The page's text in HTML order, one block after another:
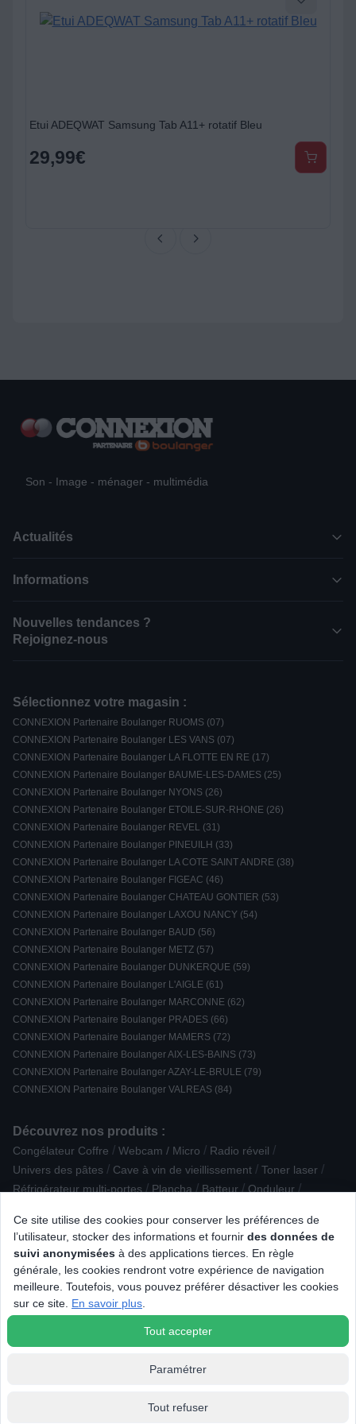
Etui ADEQWAT Samsung Tab A11+ rotatif Bleu
29,99€
Ce site utilise des cookies pour conserver les préférences de
l’utilisateur, stocker des informations et fournir des données de
suivi anonymisées à des applications tierces. En règle
générale, les cookies rendront votre expérience de navigation
meilleure. Toutefois, vous pouvez préférer désactiver les cookies
sur ce site. En savoir plus
Tout accepter
Paramétrer
Tout refuser
Son - Image - ménager - multimédia
Actualités
Informations
Nouvelles tendances ?
Rejoignez-nous
Sélectionnez votre magasin :
CONNEXION Partenaire Boulanger RUOMS (07)
CONNEXION Partenaire Boulanger LES VANS (07)
CONNEXION Partenaire Boulanger LA FLOTTE EN RE (17)
CONNEXION Partenaire Boulanger BAUME-LES-DAMES (25)
CONNEXION Partenaire Boulanger NYONS (26)
CONNEXION Partenaire Boulanger ETOILE-SUR-RHONE (26)
CONNEXION Partenaire Boulanger REVEL (31)
CONNEXION Partenaire Boulanger PINEUILH (33)
CONNEXION Partenaire Boulanger LA COTE SAINT ANDRE (38)
CONNEXION Partenaire Boulanger FIGEAC (46)
CONNEXION Partenaire Boulanger CHATEAU GONTIER (53)
CONNEXION Partenaire Boulanger LAXOU NANCY (54)
CONNEXION Partenaire Boulanger BAUD (56)
CONNEXION Partenaire Boulanger METZ (57)
CONNEXION Partenaire Boulanger DUNKERQUE (59)
CONNEXION Partenaire Boulanger L'AIGLE (61)
CONNEXION Partenaire Boulanger MARCONNE (62)
CONNEXION Partenaire Boulanger PRADES (66)
CONNEXION Partenaire Boulanger MAMERS (72)
CONNEXION Partenaire Boulanger AIX-LES-BAINS (73)
CONNEXION Partenaire Boulanger AZAY-LE-BRULE (79)
CONNEXION Partenaire Boulanger VALREAS (84)
Découvrez nos produits :
Congélateur Coffre / Webcam / Micro / Radio réveil /
Univers des pâtes / Cave à vin de vieillissement / Toner laser /
Réfrigérateur multi-portes / Plancha / Batteur / Onduleur /
Congélateur armoire / Robot pâtissier /
Aspirateur traîneau sans sac
Sèche-linge à Condensation Clavier Dac
Epilation par lumière pulsée /
Plaque de cuisson vitrocéramique / électrique
© 2026 Tous droits réservés Connexion.fr